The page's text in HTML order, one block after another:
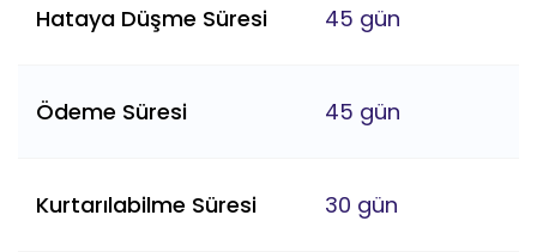
Hataya Düşme Süresi 45 gün
Ödeme Süresi 45 gün
Kurtarılabilme Süresi 30 gün